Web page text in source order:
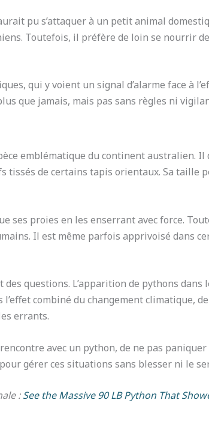
pu s’attaquer à un petit animal
Toutefois, il préfère de loin se nourrir
qui y voient un signal d’alarme face à
que jamais, mais pas sans règles ni
emblématique du continent australien. Il
tissés de certains tapis orientaux. Sa taille
ses proies en les enserrant avec force.
Il est même parfois apprivoisé dans
questions. L’apparition de pythons dans
combiné du changement climatique,
errants.
avec un python, de ne pas
gérer ces situations sans blesser ni le
:See the Massive 90 LB Python That